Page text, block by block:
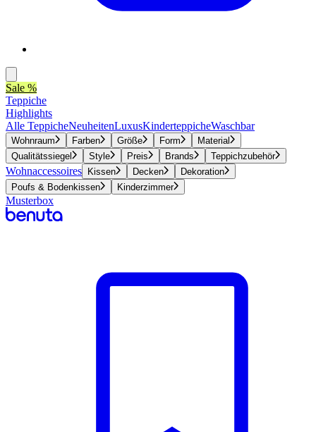
Sale %
Teppiche
Highlights
Alle TeppicheNeuheitenLuxusKinderteppicheWaschbar
Wohnraum Farben Größe Form
Material
Qualitätssiegel
Style Preis Brands Teppichzubehör
Wohnaccessoires Kissen Decken
Dekoration
Poufs & Bodenkissen
Kinderzimmer
Musterbox